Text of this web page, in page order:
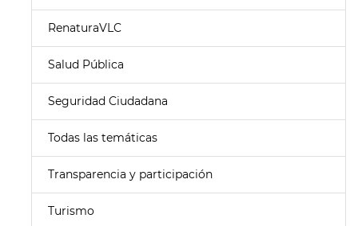
RenaturaVLC
Salud Pública
Seguridad Ciudadana
Todas las temáticas
Transparencia y participación
Turismo